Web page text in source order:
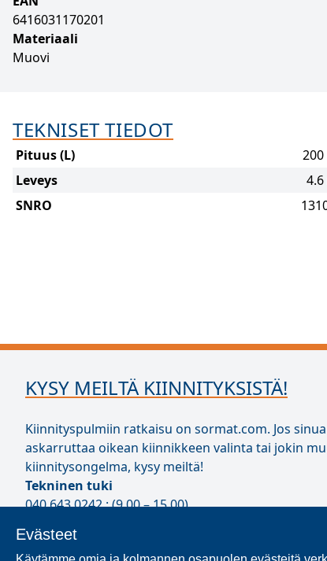
Evästeet
6416031170201
Materiaali
Muovi
TEKNISET TIEDOT
Pituus (L)
Leveys
SNRO
KYSY MEILTÄ KIINNITYKSISTÄ!
Kiinnityspulmiin ratkaisu on sormat.com. Jos sinua
askarruttaa oikean kiinnikkeen valinta tai jokin
kiinnitysongelma, kysy meiltä!
Tekninen tuki
040 643 0242 : (9.00 – 15.00)